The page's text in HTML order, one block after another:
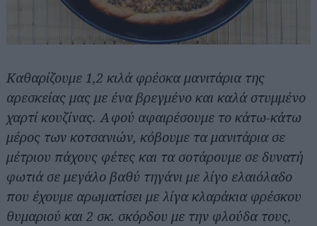
Καθαρίζουμε 1,2 κιλά φρέσκα μανιτάρια της
αρεσκείας μας με ένα βρεγμένο και καλά στυμμένο
χαρτί κουζίνας. Αφού αφαιρέσουμε το κάτω-κάτω
μέρος των κοτσανιών, κόβουμε τα μανιτάρια σε
μέτριου πάχους φέτες και τα σοτάρουμε σε δυνατή
φωτιά σε μεγάλο βαθύ τηγάνι με λίγο ελαιόλαδο
που έχουμε αρωματίσει με λίγα κλαράκια φρέσκου
θυμαριού και 2 σκ. σκόρδου με την φλούδα τους,